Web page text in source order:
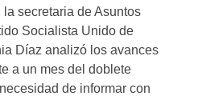
secretaria de Asuntos
Socialista Unido de
Díaz analizó los avances
a un mes del doblete
de informar con